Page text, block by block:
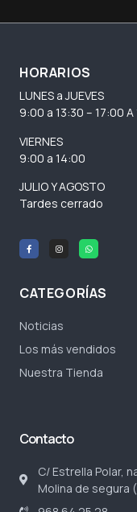
HORARIOS
LUNES a JUEVES
9:00 a 13:30 – 17:00 A
VIERNES
9:00 a 14:00
JULIO Y AGOSTO
Tardes cerrado
CATEGORÍAS
Noticias
Los más vendidos
Nuestra Tienda
Contacto
C/ Estrella Polar,
Molina de segura